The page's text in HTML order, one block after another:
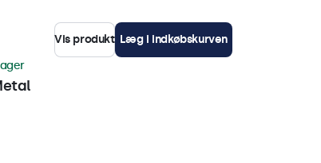
Vis produkt Læg i indkøbskurven